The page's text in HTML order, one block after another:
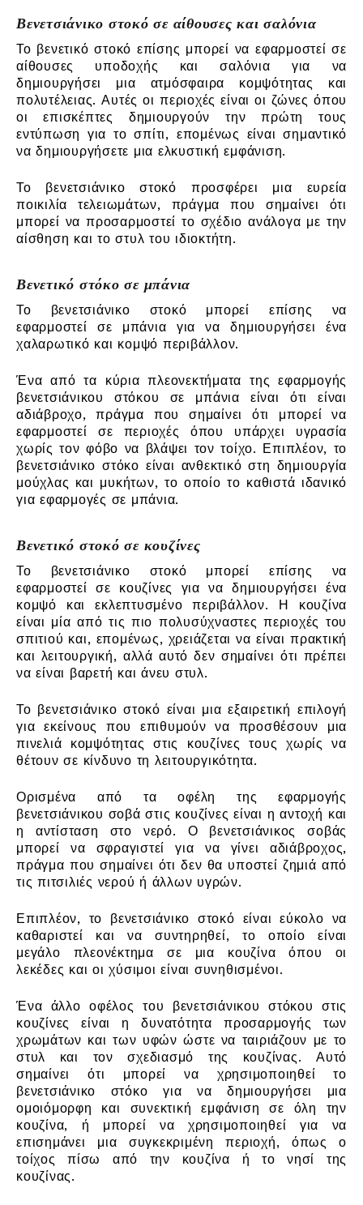
Βενετσιάνικο στοκό σε αίθουσες και σαλόνια
Το βενετικό στοκό επίσης μπορεί να εφαρμοστεί σε
αίθουσες υποδοχής και σαλόνια για να
δημιουργήσει μια ατμόσφαιρα κομψότητας και
πολυτέλειας. Αυτές οι περιοχές είναι οι ζώνες όπου
οι επισκέπτες δημιουργούν την πρώτη τους
εντύπωση για το σπίτι, επομένως είναι σημαντικό
να δημιουργήσετε μια ελκυστική εμφάνιση.
Το βενετσιάνικο στοκό προσφέρει μια ευρεία
ποικιλία τελειωμάτων, πράγμα που σημαίνει ότι
μπορεί να προσαρμοστεί το σχέδιο ανάλογα με την
αίσθηση και το στυλ του ιδιοκτήτη.
Βενετικό στόκο σε μπάνια
Το βενετσιάνικο στοκό μπορεί επίσης να
εφαρμοστεί σε μπάνια για να δημιουργήσει ένα
χαλαρωτικό και κομψό περιβάλλον.
Ένα από τα κύρια πλεονεκτήματα της εφαρμογής
βενετσιάνικου στόκου σε μπάνια είναι ότι είναι
αδιάβροχο, πράγμα που σημαίνει ότι μπορεί να
εφαρμοστεί σε περιοχές όπου υπάρχει υγρασία
χωρίς τον φόβο να βλάψει τον τοίχο. Επιπλέον, το
βενετσιάνικο στόκο είναι ανθεκτικό στη δημιουργία
μούχλας και μυκήτων, το οποίο το καθιστά ιδανικό
για εφαρμογές σε μπάνια.
Βενετικό στοκό σε κουζίνες
Το βενετσιάνικο στοκό μπορεί επίσης να
εφαρμοστεί σε κουζίνες για να δημιουργήσει ένα
κομψό και εκλεπτυσμένο περιβάλλον. Η κουζίνα
είναι μία από τις πιο πολυσύχναστες περιοχές του
σπιτιού και, επομένως, χρειάζεται να είναι πρακτική
και λειτουργική, αλλά αυτό δεν σημαίνει ότι πρέπει
να είναι βαρετή και άνευ στυλ.
Το βενετσιάνικο στοκό είναι μια εξαιρετική επιλογή
για εκείνους που επιθυμούν να προσθέσουν μια
πινελιά κομψότητας στις κουζίνες τους χωρίς να
θέτουν σε κίνδυνο τη λειτουργικότητα.
Ορισμένα από τα οφέλη της εφαρμογής
βενετσιάνικου σοβά στις κουζίνες είναι η αντοχή και
η αντίσταση στο νερό. Ο βενετσιάνικος σοβάς
μπορεί να σφραγιστεί για να γίνει αδιάβροχος,
πράγμα που σημαίνει ότι δεν θα υποστεί ζημιά από
τις πιτσιλιές νερού ή άλλων υγρών.
Επιπλέον, το βενετσιάνικο στοκό είναι εύκολο να
καθαριστεί και να συντηρηθεί, το οποίο είναι
μεγάλο πλεονέκτημα σε μια κουζίνα όπου οι
λεκέδες και οι χύσιμοι είναι συνηθισμένοι.
Ένα άλλο οφέλος του βενετσιάνικου στόκου στις
κουζίνες είναι η δυνατότητα προσαρμογής των
χρωμάτων και των υφών ώστε να ταιριάζουν με το
στυλ και τον σχεδιασμό της κουζίνας. Αυτό
σημαίνει ότι μπορεί να χρησιμοποιηθεί το
βενετσιάνικο στόκο για να δημιουργήσει μια
ομοιόμορφη και συνεκτική εμφάνιση σε όλη την
κουζίνα, ή μπορεί να χρησιμοποιηθεί για να
επισημάνει μια συγκεκριμένη περιοχή, όπως ο
τοίχος πίσω από την κουζίνα ή το νησί της
κουζίνας.